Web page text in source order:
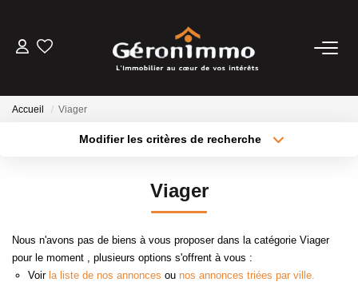
NOTRE AGENCE
Accueil Viager
Modifier les critères de recherche
Budget max Plus de critères
Viager
Nous n'avons pas de biens à vous proposer dans la catégorie Viager
pour le moment , plusieurs options s'offrent à vous :
Voir la liste de nos annonces ou nos annonces triées par ville.